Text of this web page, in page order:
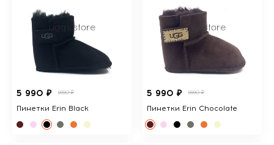
5 990 ₽ 8990 ₽
Пинетки Erin Black
5 990 ₽ 8990 ₽
Пинетки Erin Chocolate